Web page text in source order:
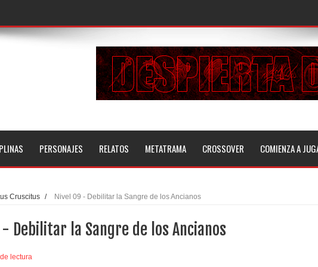
PERSONAJES RELATOS METATRAMA CROSSOVER COMIENZA A
Cruscitus / Nivel 09 - Debilitar la Sangre de los Ancianos
Debilitar la Sangre de los Ancianos
lectura